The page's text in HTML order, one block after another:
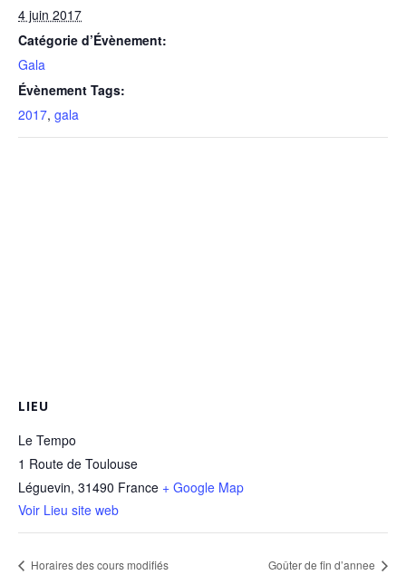
4 juin 2017
Catégorie d’Évènement:
Gala
Évènement Tags:
2017, gala
LIEU
Le Tempo
1 Route de Toulouse
Léguevin, 31490 France + Google Map
Voir Lieu site web
Horaires des cours modifiés Goûter de fin d’annee